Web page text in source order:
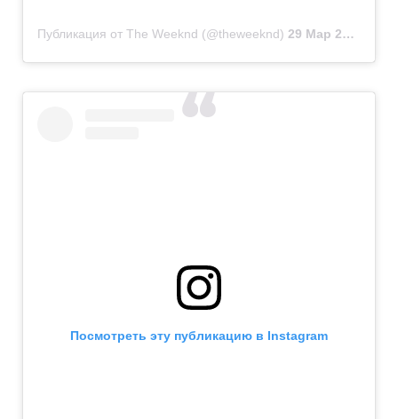
Публикация от The Weeknd (@theweeknd) 29 Мар 2020 в 11:38 PDT
Посмотреть эту публикацию в Instagram